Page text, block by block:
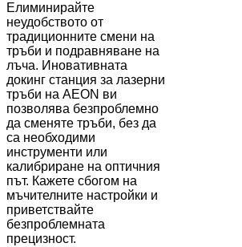
Елиминирайте
неудобството от
традиционните смени на
тръби и подравняване на
лъча. Иновативната
докинг станция за лазерни
тръби на AEON ви
позволява безпроблемно
да сменяте тръби, без да
са необходими
инструменти или
калибриране на оптичния
път. Кажете сбогом на
мъчителните настройки и
приветствайте
безпроблемната
прецизност.